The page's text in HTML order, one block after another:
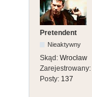
Pretendent
Nieaktywny
Skąd: Wrocław
Zarejestrowany:
Posty: 137